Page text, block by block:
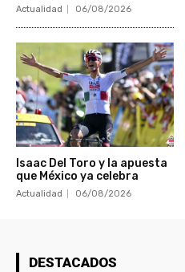
Actualidad 06/08/2026
Isaac Del Toro y la apuesta
que México ya celebra
Actualidad 06/08/2026
DESTACADOS